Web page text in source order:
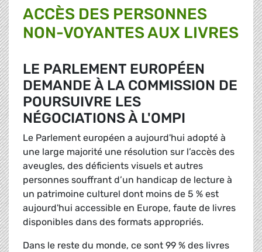
ACCÈS DES PERSONNES
NON-VOYANTES AUX LIVRES
LE PARLEMENT EUROPÉEN
DEMANDE À LA COMMISSION DE
POURSUIVRE LES
NÉGOCIATIONS À L'OMPI
Le Parlement européen a aujourd'hui adopté à
une large majorité une résolution sur l’accès des
aveugles, des déficients visuels et autres
personnes souffrant d’un handicap de lecture à
un patrimoine culturel dont moins de 5 % est
aujourd'hui accessible en Europe, faute de livres
disponibles dans des formats appropriés.
Dans le reste du monde, ce sont 99 % des livres